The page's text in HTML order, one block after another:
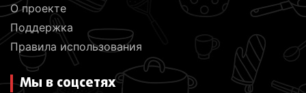
О проекте
Поддержка
Правила использования
Мы в соцсетях